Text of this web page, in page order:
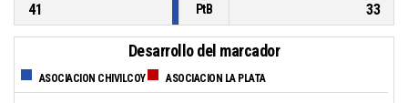
41
PtB 33
Desarrollo del marcador
ASOCIACION CHIVILCOY ASOCIACION LA PLATA